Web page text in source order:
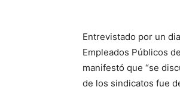
Entrevistado por un
Empleados Públicos
manifestó que “se
de los sindicatos fue